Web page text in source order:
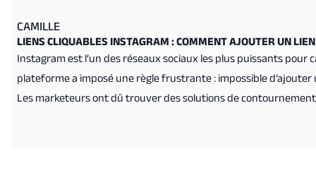
CAMILLE
LIENS CLIQUABLES INSTAGRAM : COMMENT AJOUTER UN
Instagram est l’un des réseaux sociaux les plus puissants
plateforme a imposé une règle frustrante : impossible
Les marketeurs ont dû trouver des solutions de